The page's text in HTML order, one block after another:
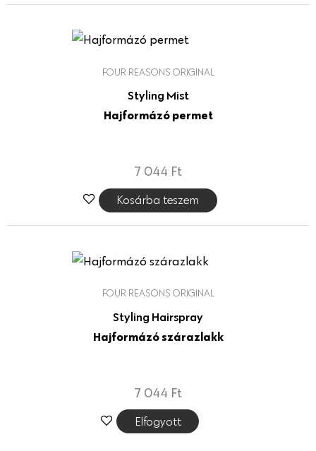
FOUR REASONS ORIGINAL
Styling Mist
Hajformázó permet
7 044 Ft
Kosárba teszem
FOUR REASONS ORIGINAL
Styling Hairspray
Hajformázó szárazlakk
7 044 Ft
Elfogyott